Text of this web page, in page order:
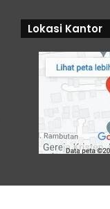
Lokasi Kantor